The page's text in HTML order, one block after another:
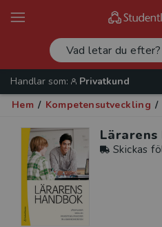
Handlar som:
Privatkund
Hem / Kompetensutveckling /
Lärarens
Skickas